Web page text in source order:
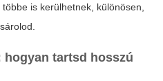
is kerülhetnek, különösen,
tartsd hosszú